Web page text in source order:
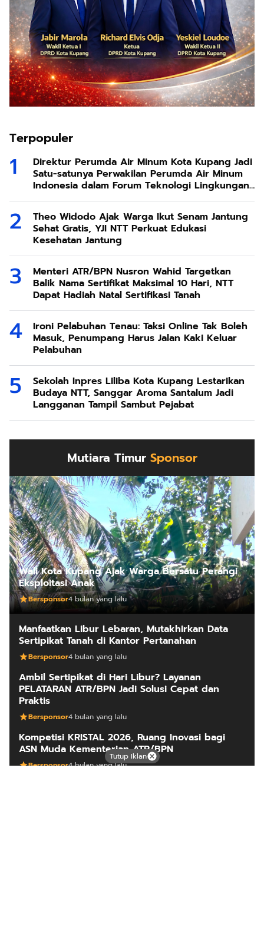
Terpopuler
Direktur Perumda Air Minum Kota Kupang Jadi
Satu-satunya Perwakilan Perumda Air Minum
Indonesia dalam Forum Teknologi Lingkungan
Theo Widodo Ajak Warga Ikut Senam Jantung
Sehat Gratis, YJI NTT Perkuat Edukasi
Kesehatan Jantung
Menteri ATR/BPN Nusron Wahid Targetkan
Balik Nama Sertifikat Maksimal 10 Hari, NTT
Dapat Hadiah Natal Sertifikasi Tanah
Ironi Pelabuhan Tenau: Taksi Online Tak Boleh
Masuk, Penumpang Harus Jalan Kaki Keluar
Pelabuhan
Sekolah Inpres Liliba Kota Kupang Lestarikan
Budaya NTT, Sanggar Aroma Santalum Jadi
Langganan Tampil Sambut Pejabat
Mutiara Timur Sponsor
Wali Kota Kupang Ajak Warga Bersatu Perangi
Eksploitasi Anak
Bersponsor4 bulan yang lalu
Manfaatkan Libur Lebaran, Mutakhirkan Data
Sertipikat Tanah di Kantor Pertanahan
Bersponsor4 bulan yang lalu
Ambil Sertipikat di Hari Libur? Layanan
PELATARAN ATR/BPN Jadi Solusi Cepat dan
Praktis
Bersponsor4 bulan yang lalu
Kompetisi KRISTAL 2026, Ruang Inovasi bagi
ASN Muda Kementerian ATR/BPN
Bersponsor4 bulan yang lalu
Tutup Iklan